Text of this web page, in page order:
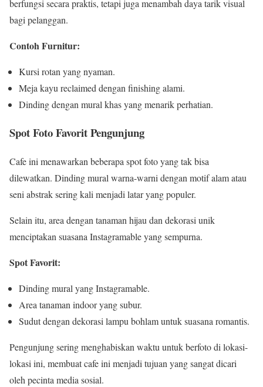
berfungsi secara praktis, tetapi juga menambah daya tarik visual
bagi pelanggan.
Contoh Furnitur:
Kursi rotan yang nyaman.
Meja kayu reclaimed dengan finishing alami.
Dinding dengan mural khas yang menarik perhatian.
Spot Foto Favorit Pengunjung
Cafe ini menawarkan beberapa spot foto yang tak bisa
dilewatkan. Dinding mural warna-warni dengan motif alam atau
seni abstrak sering kali menjadi latar yang populer.
Selain itu, area dengan tanaman hijau dan dekorasi unik
menciptakan suasana Instagramable yang sempurna.
Spot Favorit:
Dinding mural yang Instagramable.
Area tanaman indoor yang subur.
Sudut dengan dekorasi lampu bohlam untuk suasana romantis.
Pengunjung sering menghabiskan waktu untuk berfoto di lokasi-
lokasi ini, membuat cafe ini menjadi tujuan yang sangat dicari
oleh pecinta media sosial.